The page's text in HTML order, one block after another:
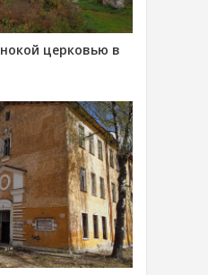
церковью в